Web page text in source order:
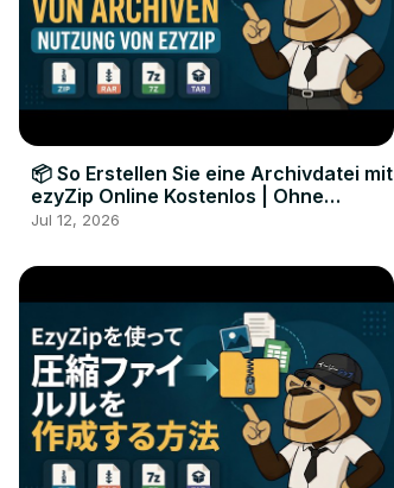
📦 So Erstellen Sie eine Archivdatei mit
ezyZip Online Kostenlos | Ohne
Softwareinstallation
Jul 12, 2026